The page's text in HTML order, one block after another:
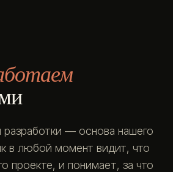
разработки — основа нашего
в любой момент видит, что
проекте, и понимает, за что